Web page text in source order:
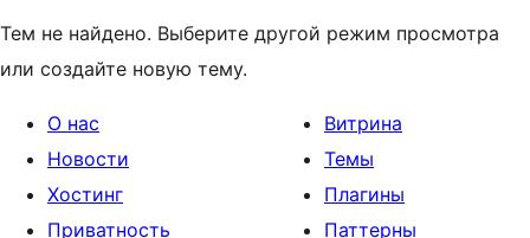
Тем не найдено. Выберите другой режим просмотра
или создайте новую тему.
О нас
Новости
Хостинг
Приватность
Витрина
Темы
Плагины
Паттерны